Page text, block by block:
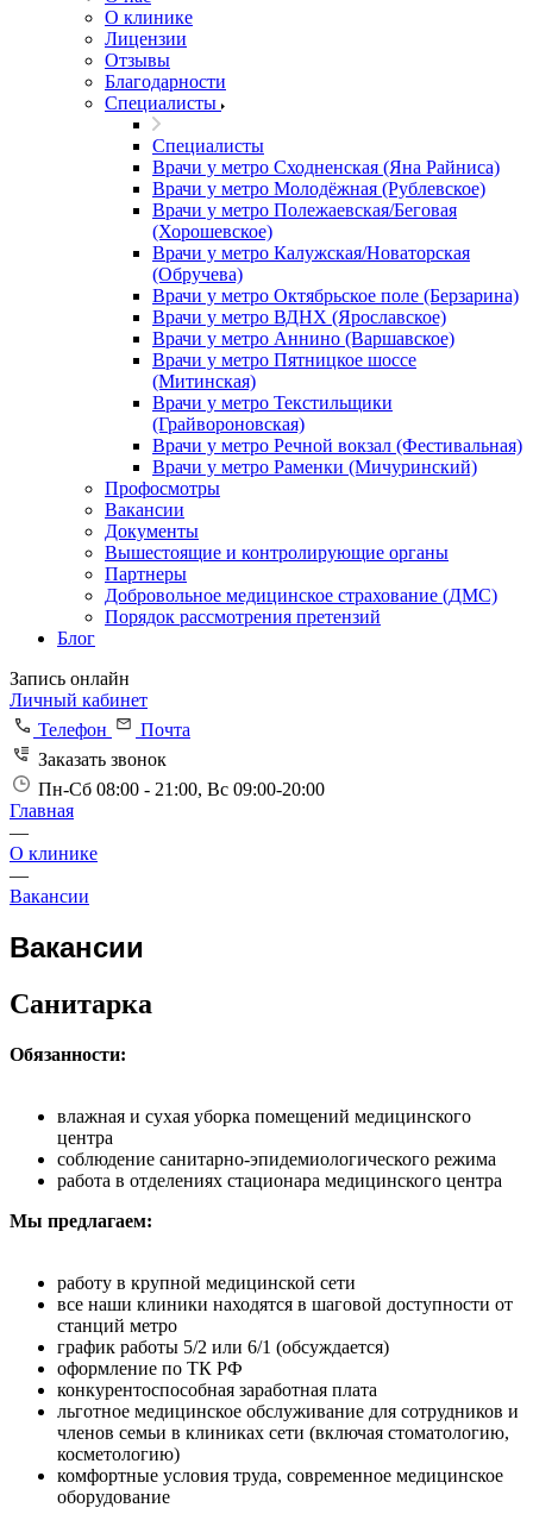
О клинике
Лицензии
Отзывы
Благодарности
Специалисты
Специалисты
Врачи у метро Сходненская (Яна Райниса)
Врачи у метро Молодёжная (Рублевское)
Врачи у метро Полежаевская/Беговая
(Хорошевское)
Врачи у метро Калужская/Новаторская
(Обручева)
Врачи у метро Октябрьское поле (Берзарина)
Врачи у метро ВДНХ (Ярославское)
Врачи у метро Аннино (Варшавское)
Врачи у метро Пятницкое шоссе
(Митинская)
Врачи у метро Текстильщики
(Грайвороновская)
Врачи у метро Речной вокзал (Фестивальная)
Врачи у метро Раменки (Мичуринский)
Профосмотры
Вакансии
Документы
Вышестоящие и контролирующие органы
Партнеры
Добровольное медицинское страхование (ДМС)
Порядок рассмотрения претензий
Блог
Запись онлайн
Личный кабинет
Телефон
Почта
Заказать звонок
Пн-Сб 08:00 - 21:00, Вс 09:00-20:00
Главная
—
О клинике
—
Вакансии
Вакансии
Санитарка
Обязанности:
влажная и сухая уборка помещений медицинского
центра
соблюдение санитарно-эпидемиологического режима
работа в отделениях стационара медицинского центра
Мы предлагаем:
работу в крупной медицинской сети
все наши клиники находятся в шаговой доступности от
станций метро
график работы 5/2 или 6/1 (обсуждается)
оформление по ТК РФ
конкурентоспособная заработная плата
льготное медицинское обслуживание для сотрудников и
членов семьи в клиниках сети (включая стоматологию,
косметологию)
комфортные условия труда, современное медицинское
оборудование